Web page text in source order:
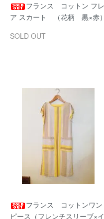
フランス コットン フレ
ア スカート （花柄 黒×赤）
SOLD OUT
フランス コットンワン
ピース（フレンチスリーブ×イ